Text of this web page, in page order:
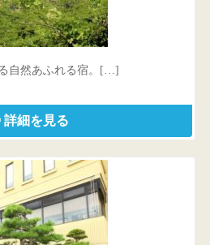
自然あふれる宿。[…]
詳細を見る